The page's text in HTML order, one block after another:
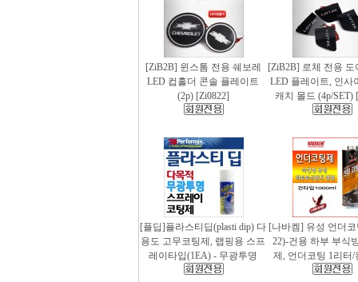
[ZiB2B] 윈스톰 전용 쉐보레
LED 컵홀더 콘솔 플레이트
(2p) [Zi0822]
[ZiB2B] 로체 전용 도
LED 플레이트, 인사
캐치 몰드 (4p/SET)
[플딥]플라스티딥(plasti dip) 다
용도 고무코팅제, 랩핑용 스프
레이타입(1EA) - 무광투명
[나바켐] 유성 언더
22)-건용 하부 부식
제, 언더코팅 1리터/